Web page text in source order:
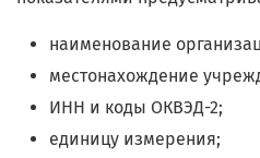
наименование
местонахождение
ИНН и коды ОКВЭД-2;
единицу измерения;